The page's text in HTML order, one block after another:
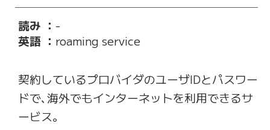
読み ： -
英語 ： roaming service
契約しているプロバイダのユーザIDとパスワー
ドで､海外でもインターネットを利用できるサ
ービス。